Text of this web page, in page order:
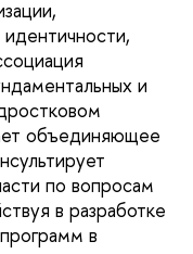
и
объединяющее
по вопросам
в разработке
в